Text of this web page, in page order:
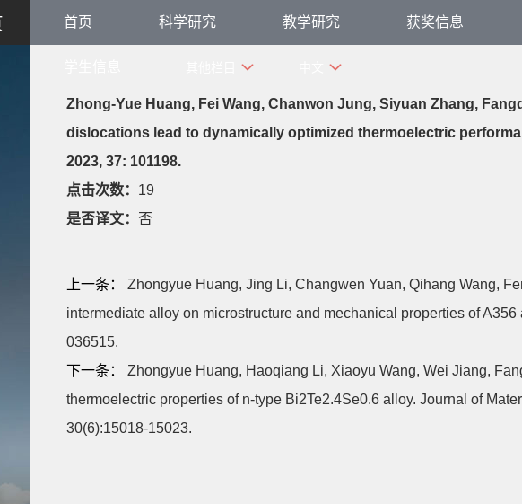
首页 科学研究 教学研究 获奖信息
Zhong-Yue Huang, Fei Wang, Chanwon Jung, Siyuan Zhang,
dislocations lead to dynamically optimized thermoelectric
2023, 37: 101198.
点击次数： 19
是否译文： 否
上一条：
Zhongyue Huang, Jing Li, Changwen Yuan, Qihang Wang,
intermediate alloy on microstructure and mechanical properties of
036515.
下一条：
Zhongyue Huang, Haoqiang Li, Xiaoyu Wang, Wei Jiang,
thermoelectric properties of n-type Bi2Te2.4Se0.6 alloy. Journal of
30(6):15018-15023.